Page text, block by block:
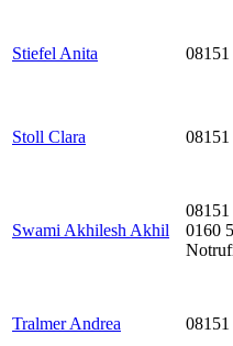
Stiefel Anita
Stoll Clara
Swami Akhilesh Akhil
0160
Tralmer Andrea